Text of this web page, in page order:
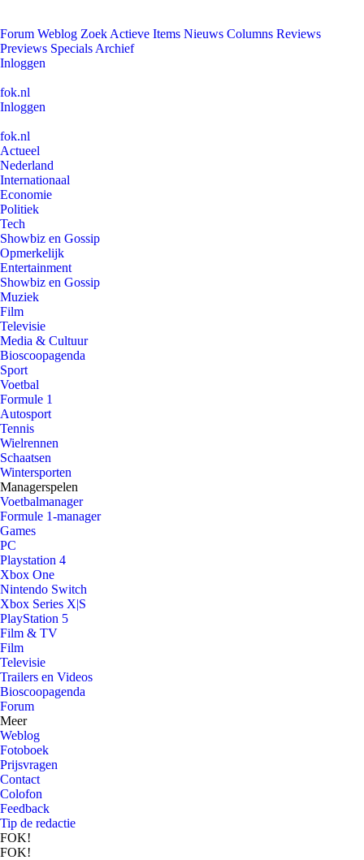
Forum Weblog Zoek Actieve Items Nieuws Columns Reviews
Previews Specials Archief
Inloggen
fok.nl
Inloggen
fok.nl
Actueel
Nederland
Internationaal
Economie
Politiek
Tech
Showbiz en Gossip
Opmerkelijk
Entertainment
Showbiz en Gossip
Muziek
Film
Televisie
Media & Cultuur
Bioscoopagenda
Sport
Voetbal
Formule 1
Autosport
Tennis
Wielrennen
Schaatsen
Wintersporten
Managerspelen
Voetbalmanager
Formule 1-manager
Games
PC
Playstation 4
Xbox One
Nintendo Switch
Xbox Series X|S
PlayStation 5
Film & TV
Film
Televisie
Trailers en Videos
Bioscoopagenda
Forum
Meer
Weblog
Fotoboek
Prijsvragen
Contact
Colofon
Feedback
Tip de redactie
FOK!
FOK!